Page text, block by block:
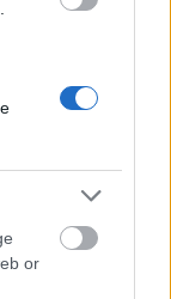
or